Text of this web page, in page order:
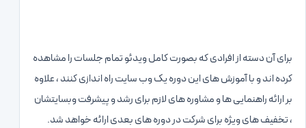
برای آن دسته از افرادی که بصورت کامل ویدئو تمام جلسات را مشاهده
کرده اند و با آموزش های این دوره یک وب سایت راه اندازی کنند ، علاوه
بر ارائه راهنمایی ها و مشاوره های لازم برای رشد و پیشرفت وبسایتشان
، تخفیف های ویژه برای شرکت در دوره های بعدی ارائه خواهد شد.